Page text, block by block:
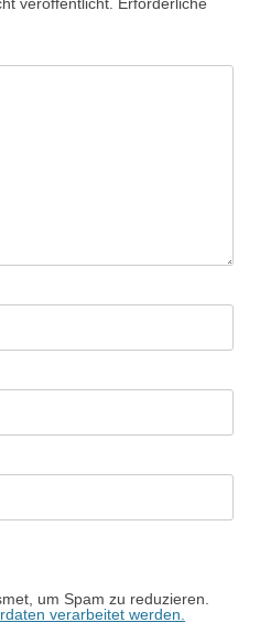
um Spam zu reduzieren.
verarbeitet werden.